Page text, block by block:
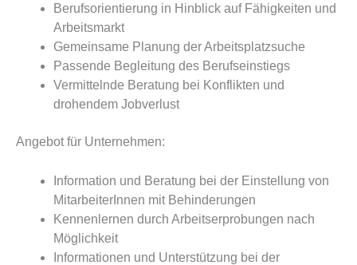
Berufsorientierung in Hinblick auf Fähigkeiten und
Arbeitsmarkt
Gemeinsame Planung der Arbeitsplatzsuche
Passende Begleitung des Berufseinstiegs
Vermittelnde Beratung bei Konflikten und
drohendem Jobverlust
Angebot für Unternehmen:
Information und Beratung bei der Einstellung von
MitarbeiterInnen mit Behinderungen
Kennenlernen durch Arbeitserprobungen nach
Möglichkeit
Informationen und Unterstützung bei der